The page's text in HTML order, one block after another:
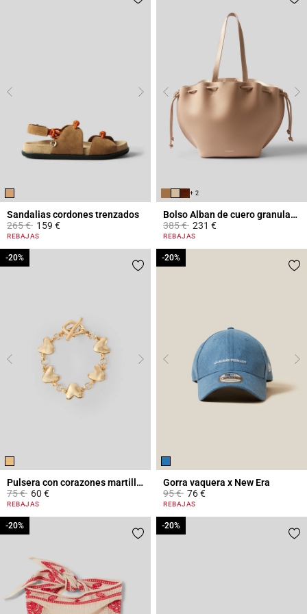
Sandalias cordones trenzados
Price reduced from
265 €to159 €
4,1 out of 5 Customer Rating
REBAJAS
+ 2
Bolso Alban de cuero granulado
Price reduced from
385 €to231 €
5 out of 5 Customer Rating
REBAJAS
Pulsera con corazones martillados
Price reduced from
75 €to
-20%
60 €
4,5 out of 5 Customer Rating
REBAJAS
-20%
Gorra vaquera x New Era
Price reduced from
95 €to
-20%
76 €
5 out of 5 Customer Rating
REBAJAS
-20%
-20%
-20% -20%
-20%